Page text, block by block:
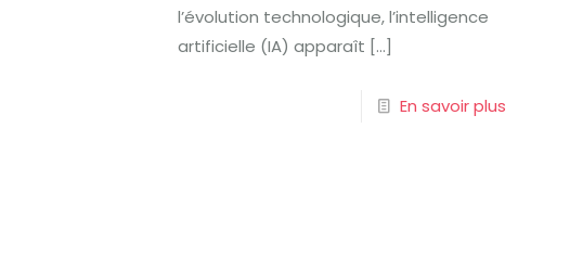
l’évolution technologique, l’intelligence
artificielle (IA) apparaît […]
En savoir plus